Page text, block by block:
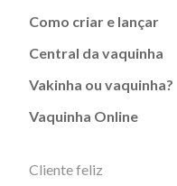
Como criar e lançar
Central da vaquinha
Vakinha ou vaquinha?
Vaquinha Online
Cliente feliz